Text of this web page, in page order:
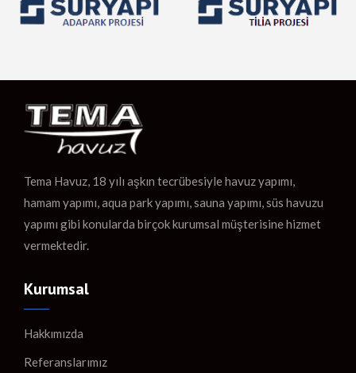
Tema Havuz, 18 yılı aşkın tecrübesiyle havuz yapımı,
hamam yapımı, aqua park yapımı, sauna yapımı, süs havuzu
yapımı gibi konularda birçok kurumsal müşterisine hizmet
vermektedir.
Kurumsal
Hakkımızda
Referanslarımız